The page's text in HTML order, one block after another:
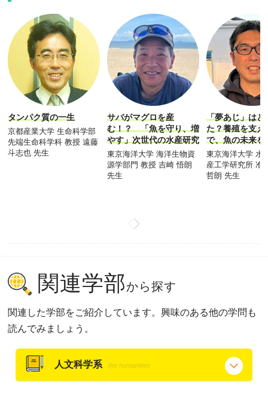
タンパク質の一生
京都産業大学 生命科学部
先端生命科学科 教授 遠藤
斗志也 先生
サバがマグロを産
む！？ 「魚を守り、増
やす」次世代の水産研究
東京海洋大学 海洋生物資
源学部門 教授 吉崎 悟朗
先生
「夢あじ」はど
た？養殖を支え
で、魚の未来を
東京海洋大学 水
産工学研究所 准
哲朗 先生
関連学部から探す
関連した学部をご紹介しています。興味のある他の学問も
読んでみましょう。
人文科学系 the humanities